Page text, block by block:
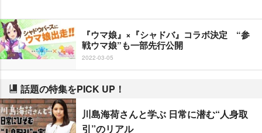
『ウマ娘』×『シャドバ』コラボ決定 “参
戦ウマ娘”も一部先行公開
2022-03-05
話題の特集をPICK UP！
川島海荷さんと学ぶ 日常に潜む“人身取
引”のリアル